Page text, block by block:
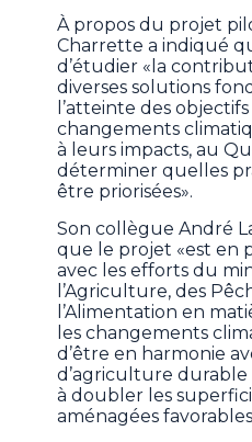
À propos du projet
Charrette a indiqué
d’étudier «la
diverses solutions
l’atteinte des
changements
à leurs impacts, au
déterminer quelles
être priorisées».
Son collègue André
que le projet «est en
avec les efforts du
l’Agriculture, des
l’Alimentation en
les changements
d’être en harmonie
d’agriculture durable
à doubler les
aménagées